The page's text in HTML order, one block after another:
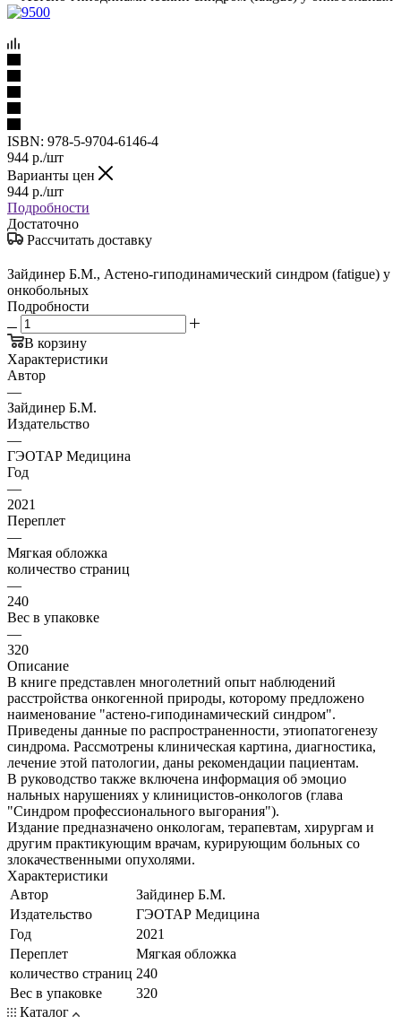
ISBN: 978-5-9704-6146-4
944 р./шт
Варианты цен
944 р./шт
Подробности
Достаточно
Рассчитать доставку
Зайдинер Б.М., Астено-гиподинамический синдром (fatigue) у
онкобольных
Подробности
В корзину
Характеристики
Автор
—
Зайдинер Б.М.
Издательство
—
ГЭОТАР Медицина
Год
—
2021
Переплет
—
Мягкая обложка
количество страниц
—
240
Вес в упаковке
—
320
Описание
В книге представлен многолетний опыт наблюдений
расстройства онкогенной природы, которому предложено
наименование "астено-гиподинамический синдром".
Приведены данные по распространенности, этиопатогенезу
синдрома. Рассмотрены клиническая картина, диагностика,
лечение этой патологии, даны рекомендации пациентам.
В руководство также включена информация об эмоцио
нальных нарушениях у клиницистов-онкологов (глава
"Синдром профессионального выгорания").
Издание предназначено онкологам, терапевтам, хирургам и
другим практикующим врачам, курирующим больных со
злокачественными опухолями.
Характеристики
Автор
Зайдинер Б.М.
Издательство
ГЭОТАР Медицина
Год
2021
Переплет
Мягкая обложка
количество страниц 240
Вес в упаковке
320
Каталог